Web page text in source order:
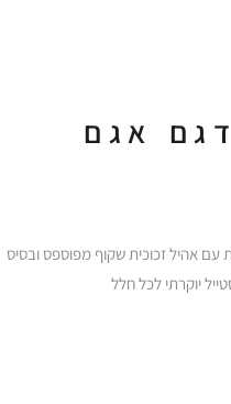
אגם
אהיל זכוכית שקוף מפוספס ובסיס
יוקרתי לכל חלל